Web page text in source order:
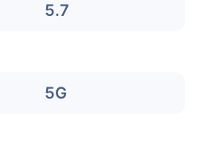
5.7
5G